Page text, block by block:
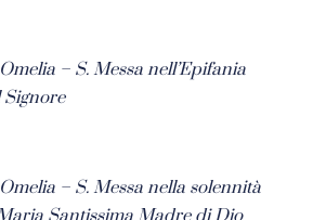
Omelia – S. Messa nell’Epifania
Signore
Omelia – S. Messa nella solennità
Santissima Madre di Dio